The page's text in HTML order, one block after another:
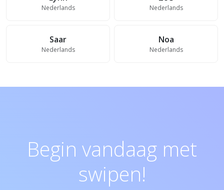
Nederlands Nederlands
Saar
Nederlands
Noa
Nederlands
Begin vandaag met
swipen!